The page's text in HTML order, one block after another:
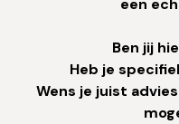
een
Ben jij
Heb je
Wens je juist